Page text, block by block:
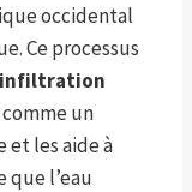
occidental
Ce processus
un
et les aide à
que l’eau